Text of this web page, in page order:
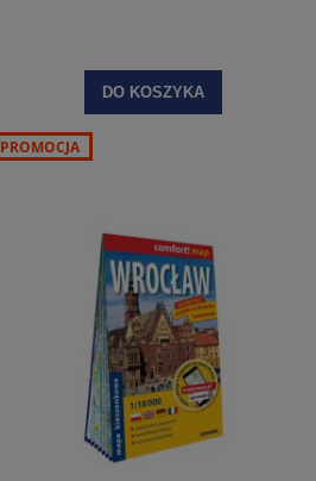
DO KOSZYKA
PROMOCJA